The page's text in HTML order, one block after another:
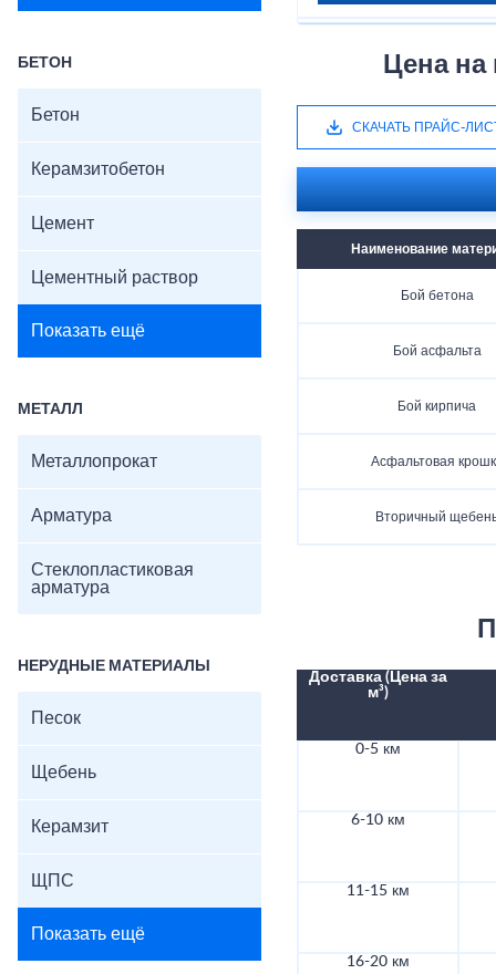
БЕТОН
Бетон
Керамзитобетон
Цемент
Цементный раствор
Показать ещё
МЕТАЛЛ
Металлопрокат
Арматура
Стеклопластиковая
арматура
НЕРУДНЫЕ МАТЕРИАЛЫ
Песок
Щебень
Керамзит
ЩПС
Показать ещё
Цена
СКАЧАТЬ ПРАЙС-
Наименование
Бой бетона
Бой асфальта
Бой кирпича
Асфальтовая
Вторичный
Доставка (Цена за
м³)
0-5 км
6-10 км
11-15 км
16-20 км